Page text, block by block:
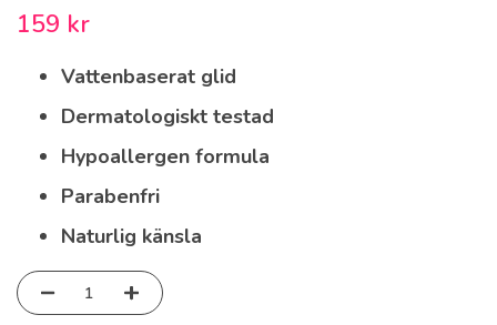
159 kr
Vattenbaserat glid
Dermatologiskt testad
Hypoallergen formula
Parabenfri
Naturlig känsla